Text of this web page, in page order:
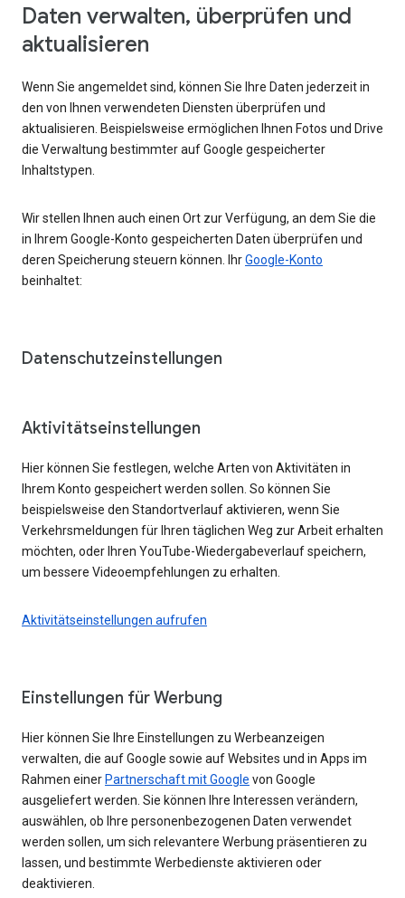
Daten verwalten, überprüfen und
aktualisieren
Wenn Sie angemeldet sind, können Sie Ihre Daten jederzeit in
den von Ihnen verwendeten Diensten überprüfen und
aktualisieren. Beispielsweise ermöglichen Ihnen Fotos und Drive
die Verwaltung bestimmter auf Google gespeicherter
Inhaltstypen.
Wir stellen Ihnen auch einen Ort zur Verfügung, an dem Sie die
in Ihrem Google-Konto gespeicherten Daten überprüfen und
deren Speicherung steuern können. IhrGoogle-Konto
beinhaltet:
Datenschutzeinstellungen
Aktivitätseinstellungen
Hier können Sie festlegen, welche Arten von Aktivitäten in
Ihrem Konto gespeichert werden sollen. So können Sie
beispielsweise den Standortverlauf aktivieren, wenn Sie
Verkehrsmeldungen für Ihren täglichen Weg zur Arbeit erhalten
möchten, oder Ihren YouTube-Wiedergabeverlauf speichern,
um bessere Videoempfehlungen zu erhalten.
Aktivitätseinstellungen aufrufen
Einstellungen für Werbung
Hier können Sie Ihre Einstellungen zu Werbeanzeigen
verwalten, die auf Google sowie auf Websites und in Apps im
Rahmen einer Partnerschaft mit Google von Google
ausgeliefert werden. Sie können Ihre Interessen verändern,
auswählen, ob Ihre personenbezogenen Daten verwendet
werden sollen, um sich relevantere Werbung präsentieren zu
lassen, und bestimmte Werbedienste aktivieren oder
deaktivieren.